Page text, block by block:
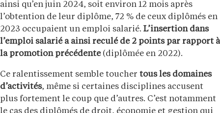
ainsi qu’en juin 2024, soit environ 12 mois après
l’obtention de leur diplôme, 72 % de ceux diplômés en
2023 occupaient un emploi salarié. L’insertion dans
l’emploi salarié a ainsi reculé de 2 points par rapport à
la promotion précédente(diplômée en 2022).
Ce ralentissement semble toucher tous les domaines
d’activités, même si certaines disciplines accusent
plus fortement le coup que d’autres. C’est notamment